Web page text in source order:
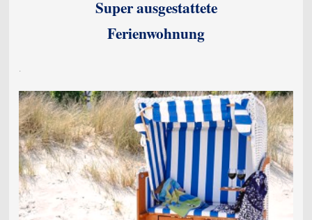
Super ausgestattete
Ferienwohnung
.